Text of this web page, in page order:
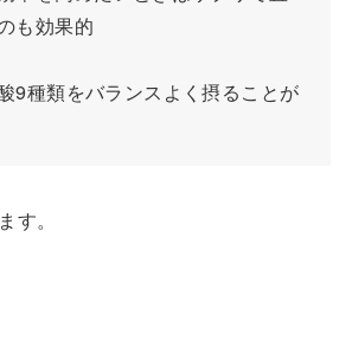
も効果的
9種類をバランスよく摂ることが
す。